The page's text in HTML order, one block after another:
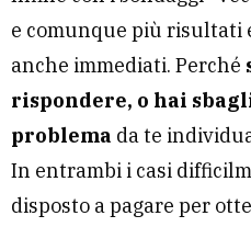
e comunque più risultati
anche immediati. Perché
rispondere, o hai
problema da te
In entrambi i casi
disposto a pagare per